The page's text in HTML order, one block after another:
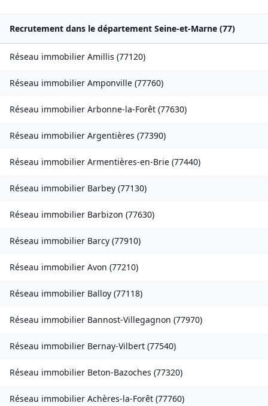
Recrutement dans le département Seine-et-Marne (77)
Réseau immobilier Amillis (77120)
Réseau immobilier Amponville (77760)
Réseau immobilier Arbonne-la-Forêt (77630)
Réseau immobilier Argentières (77390)
Réseau immobilier Armentières-en-Brie (77440)
Réseau immobilier Barbey (77130)
Réseau immobilier Barbizon (77630)
Réseau immobilier Barcy (77910)
Réseau immobilier Avon (77210)
Réseau immobilier Balloy (77118)
Réseau immobilier Bannost-Villegagnon (77970)
Réseau immobilier Bernay-Vilbert (77540)
Réseau immobilier Beton-Bazoches (77320)
Réseau immobilier Achères-la-Forêt (77760)